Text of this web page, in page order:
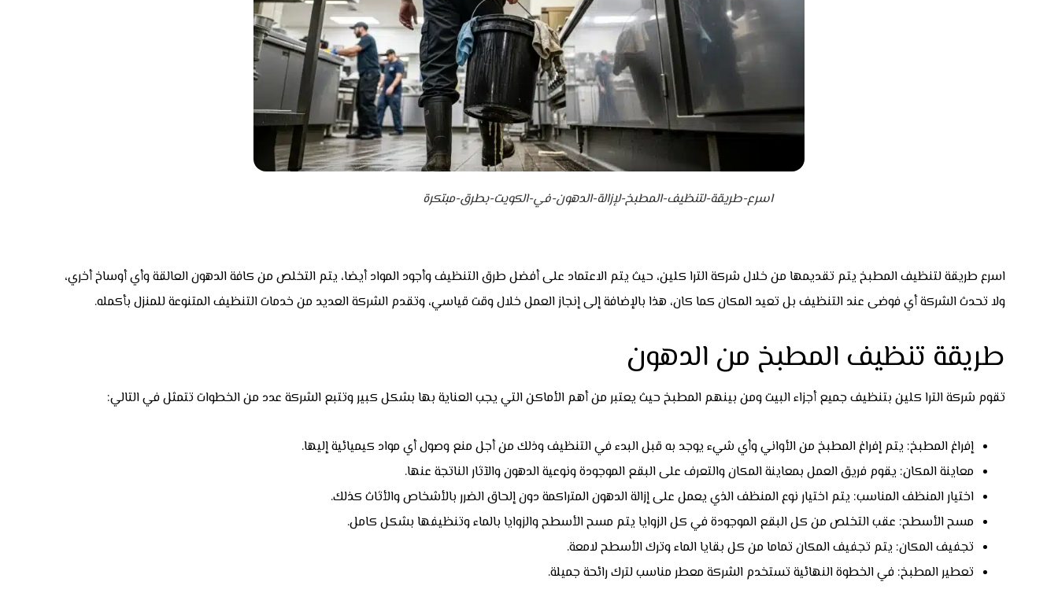
اسرع-طريقة-لتنظيف-المطبخ-لإزالة-الدهون-في-الكويت-بطرق-مبتكرة
اسرع طريقة لتنظيف المطبخ يتم تقديمها من خلال شركة الترا كلين، حيث يتم الاعتماد على أفضل طرق التنظيف وأجود المواد أيضا، يتم التخلص من كافة الدهون العالقة وأي أوساخ أخري،
ولا تحدث الشركة أي فوضى عند التنظيف بل تعيد المكان كما كان، هذا بالإضافة إلى إنجاز العمل خلال وقت قياسي، وتقدم الشركة العديد من خدمات التنظيف المتنوعة للمنزل بأكمله.
طريقة تنظيف المطبخ من الدهون
تقوم شركة الترا كلين بتنظيف جميع أجزاء البيت ومن بينهم المطبخ حيث يعتبر من أهم الأماكن التي يجب العناية بها بشكل كبير وتتبع الشركة عدد من الخطوات تتمثل في التالي:
إفراغ المطبخ: يتم إفراغ المطبخ من الأواني وأي شيء يوجد به قبل البدء في التنظيف وذلك من أجل منع وصول أي مواد كيميائية إليها.
معاينة المكان: يقوم فريق العمل بمعاينة المكان والتعرف على البقع الموجودة ونوعية الدهون والآثار الناتجة عنها.
اختيار المنظف المناسب: يتم اختيار نوع المنظف الذي يعمل على إزالة الدهون المتراكمة دون إلحاق الضرر بالأشخاص والأثاث كذلك.
مسح الأسطح: عقب التخلص من كل البقع الموجودة في كل الزوايا يتم مسح الأسطح والزوايا بالماء وتنظيفها بشكل كامل.
تجفيف المكان: يتم تجفيف المكان تماما من كل بقايا الماء وترك الأسطح لامعة.
تعطير المطبخ: في الخطوة النهائية تستخدم الشركة معطر مناسب لترك رائحة جميلة.